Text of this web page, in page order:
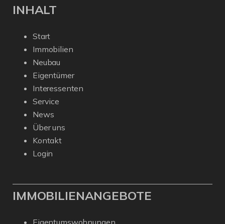
INHALT
Start
Immobilien
Neubau
Eigentümer
Interessenten
Service
News
Über uns
Kontakt
Login
IMMOBILIENANGEBOTE
Eigentumswohnungen